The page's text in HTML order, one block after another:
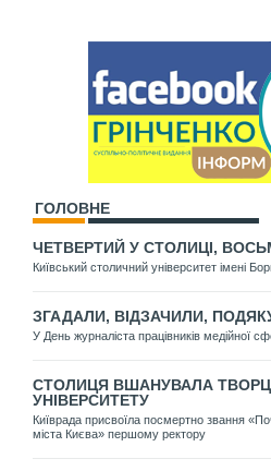
ГОЛОВНЕ
ЧЕТВЕРТИЙ У СТОЛИЦІ,
Київський столичний університет імені
ЗГАДАЛИ, ВІДЗАЧИЛИ,
У День журналіста працівників медійної
СТОЛИЦЯ ВШАНУВАЛА
УНІВЕРСИТЕТУ
Київрада присвоїла посмертно звання
міста Києва» першому ректору